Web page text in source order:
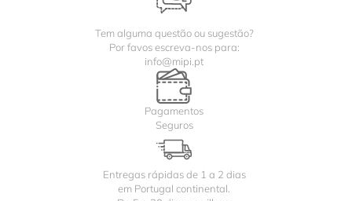
Tem alguma questão ou sugestão?
Por favos escreva-nos para:
info@mipi.pt
Pagamentos
Seguros
Entregas rápidas de 1 a 2 dias
em Portugal continental.